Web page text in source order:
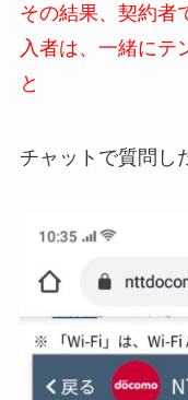
その結果、契約者
入者は、一緒にテ
と
チャットで質問し